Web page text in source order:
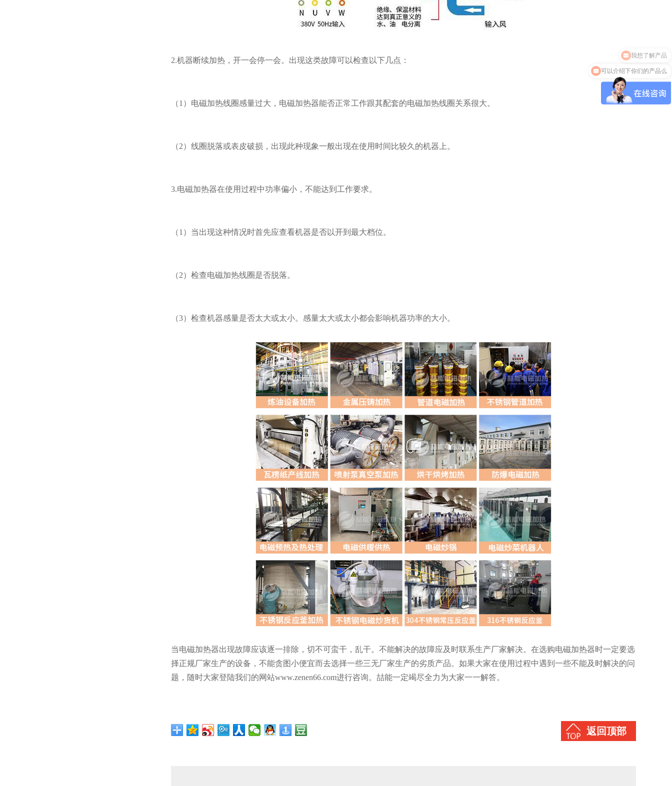
2.机器断续加热，开一会停一会。出现这类故障可以检查以下几点：
（1）电磁加热线圈感量过大，电磁加热器能否正常工作跟其配套的电磁加热线圈关系很大。
（2）线圈脱落或表皮破损，出现此种现象一般出现在使用时间比较久的机器上。
3.电磁加热器在使用过程中功率偏小，不能达到工作要求。
（1）当出现这种情况时首先应查看机器是否以开到最大档位。
（2）检查电磁加热线圈是否脱落。
（3）检查机器感量是否太大或太小。感量太大或太小都会影响机器功率的大小。
当电磁加热器出现故障应该逐一排除，切不可蛮干，乱干。不能解决的故障应及时联系生产厂家解决。在选购电磁加热器时一定要选
择正规厂家生产的设备，不能贪图小便宜而去选择一些三无厂家生产的劣质产品。如果大家在使用过程中遇到一些不能及时解决的问
题，随时大家登陆我们的网站www.zenen66.com进行咨询。喆能一定竭尽全力为大家一一解答。
返回顶部
可以介绍下你们的产品么